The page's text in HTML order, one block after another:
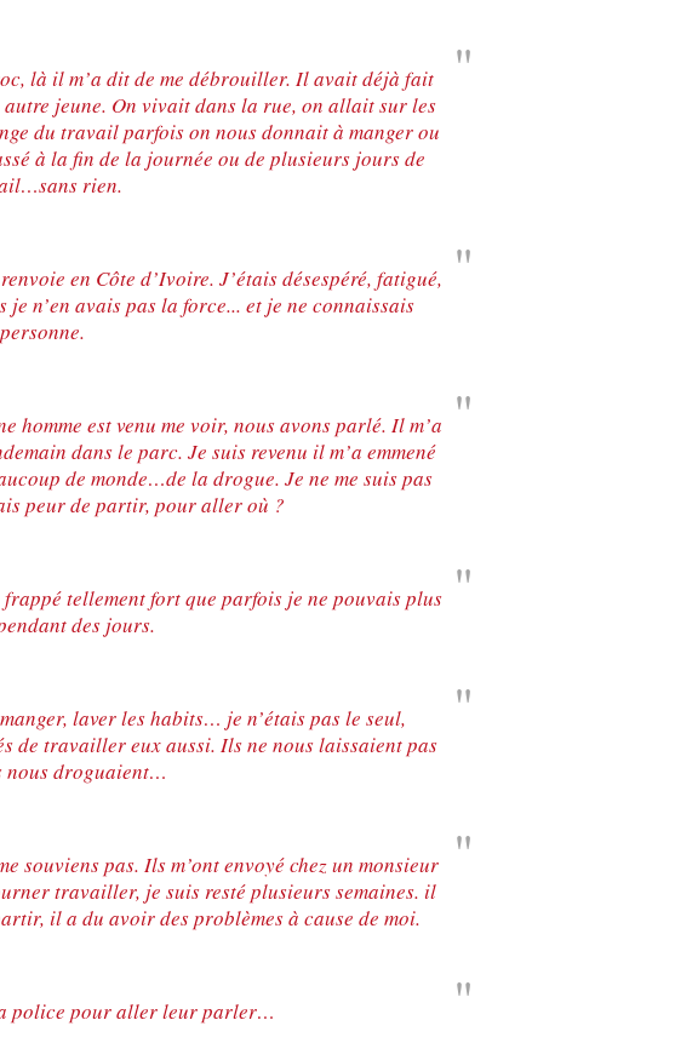
#Invisibles : Traite des mineurs en France
là il m’a dit de me débrouiller. Il avait déjà fait
jeune. On vivait dans la rue, on allait sur les
du travail parfois on nous donnait à manger ou
à la fin de la journée ou de plusieurs jours de
rien.
en Côte d’Ivoire. J’étais désespéré, fatigué,
n’en avais pas la force... et je ne connaissais
personne.
homme est venu me voir, nous avons parlé. Il m’a
dans le parc. Je suis revenu il m’a emmené
de monde…de la drogue. Je ne me suis pas
peur de partir, pour aller où ?
tellement fort que parfois je ne pouvais plus
des jours.
laver les habits… je n’étais pas le seul,
de travailler eux aussi. Ils ne nous laissaient pas
nous droguaient…
souviens pas. Ils m’ont envoyé chez un monsieur
travailler, je suis resté plusieurs semaines. il
il a du avoir des problèmes à cause de moi.
police pour aller leur parler…